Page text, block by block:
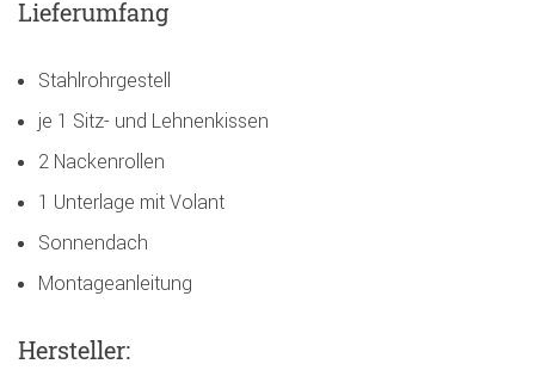
Lieferumfang
Stahlrohrgestell
je 1 Sitz- und Lehnenkissen
2 Nackenrollen
1 Unterlage mit Volant
Sonnendach
Montageanleitung
Hersteller: